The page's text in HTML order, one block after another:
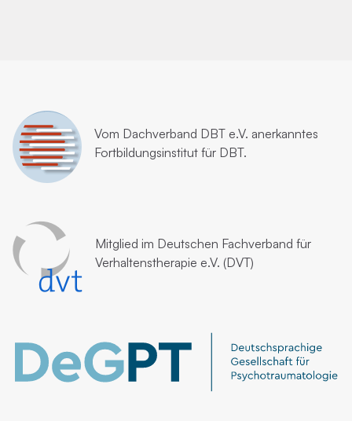
Vom Dachverband DBT e.V. anerkanntes
Fortbildungsinstitut für DBT.
Mitglied im Deutschen Fachverband für
Verhaltenstherapie e.V. (DVT)